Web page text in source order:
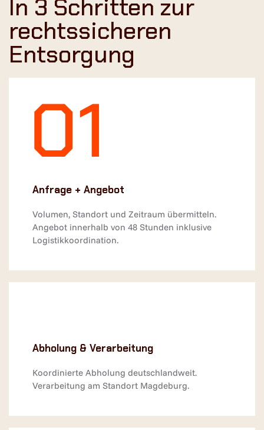
In 3 Schritten zur
rechtssicheren
Entsorgung
Anfrage + Angebot
Volumen, Standort und Zeitraum übermitteln.
Angebot innerhalb von 48 Stunden inklusive
Logistikkoordination.
Abholung & Verarbeitung
Koordinierte Abholung deutschlandweit.
Verarbeitung am Standort Magdeburg.